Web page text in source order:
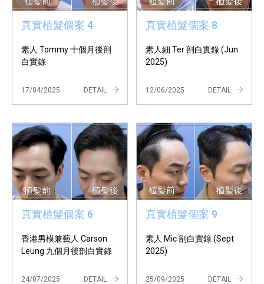
真實植髮個案 4
素人 Tommy 十個月後剖
白實錄
17/04/2025 DETAIL
真實植髮個案 8
素人細 Ter 剖白實錄 (Jun
2025)
12/06/2025 DETAIL
真實植髮個案 6
香港男模兼藝人 Carson
Leung 九個月後剖白實錄
24/07/2025 DETAIL
真實植髮個案 9
素人 Mic 剖白實錄 (Sept
2025)
25/09/2025 DETAIL